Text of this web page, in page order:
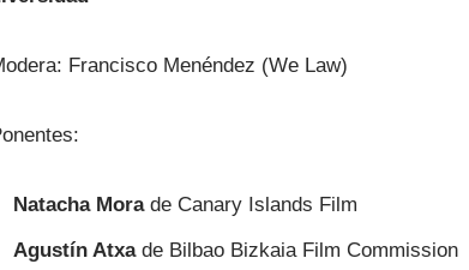
Francisco Menéndez (We Law)
Natacha Morade Canary Islands Film
Agustín Atxade Bilbao Bizkaia Film Commission